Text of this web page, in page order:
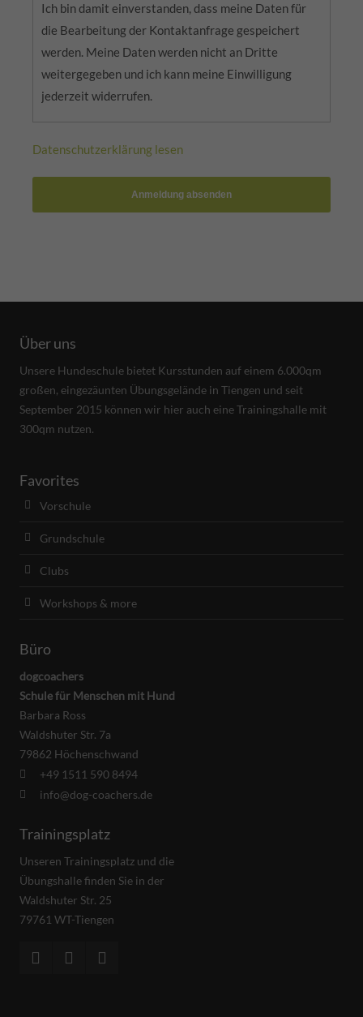
Ich bin damit einverstanden, dass meine Daten für
die Bearbeitung der Kontaktanfrage gespeichert
werden. Meine Daten werden nicht an Dritte
weitergegeben und ich kann meine Einwilligung
jederzeit widerrufen.
Datenschutzerklärung lesen
Anmeldung absenden
Über uns
Unsere Hundeschule bietet Kursstunden auf einem 6.000qm
großen, eingezäunten Übungsgelände in Tiengen und seit
September 2015 können wir hier auch eine Trainingshalle mit
300qm nutzen.
Favorites
Vorschule
Grundschule
Clubs
Workshops & more
Büro
dogcoachers
Schule für Menschen mit Hund
Barbara Ross
Waldshuter Str. 7a
79862 Höchenschwand
+49 1511 590 8494
info@dog-coachers.de
Trainingsplatz
Unseren Trainingsplatz und die
Übungshalle finden Sie in der
Waldshuter Str. 25
79761 WT-Tiengen